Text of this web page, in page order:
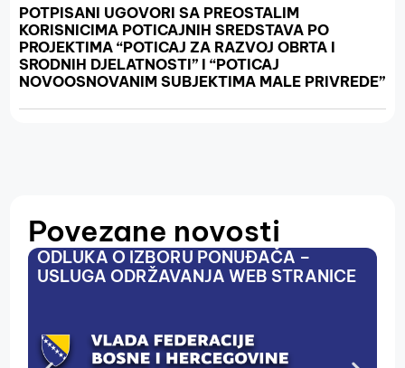
POTPISANI UGOVORI SA PREOSTALIM
KORISNICIMA POTICAJNIH SREDSTAVA PO
PROJEKTIMA “POTICAJ ZA RAZVOJ OBRTA I
SRODNIH DJELATNOSTI” I “POTICAJ
NOVOOSNOVANIM SUBJEKTIMA MALE PRIVREDE”
Povezane novosti
ODLUKA O IZBORU PONUĐAČA –
USLUGA ODRŽAVANJA WEB STRANICE